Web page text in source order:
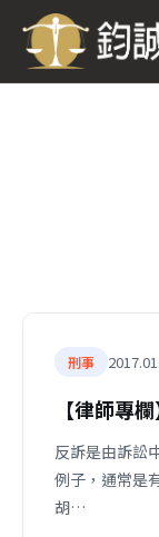
刑事
【律師專
反訴是由訴訟
例子，通常是
胡…